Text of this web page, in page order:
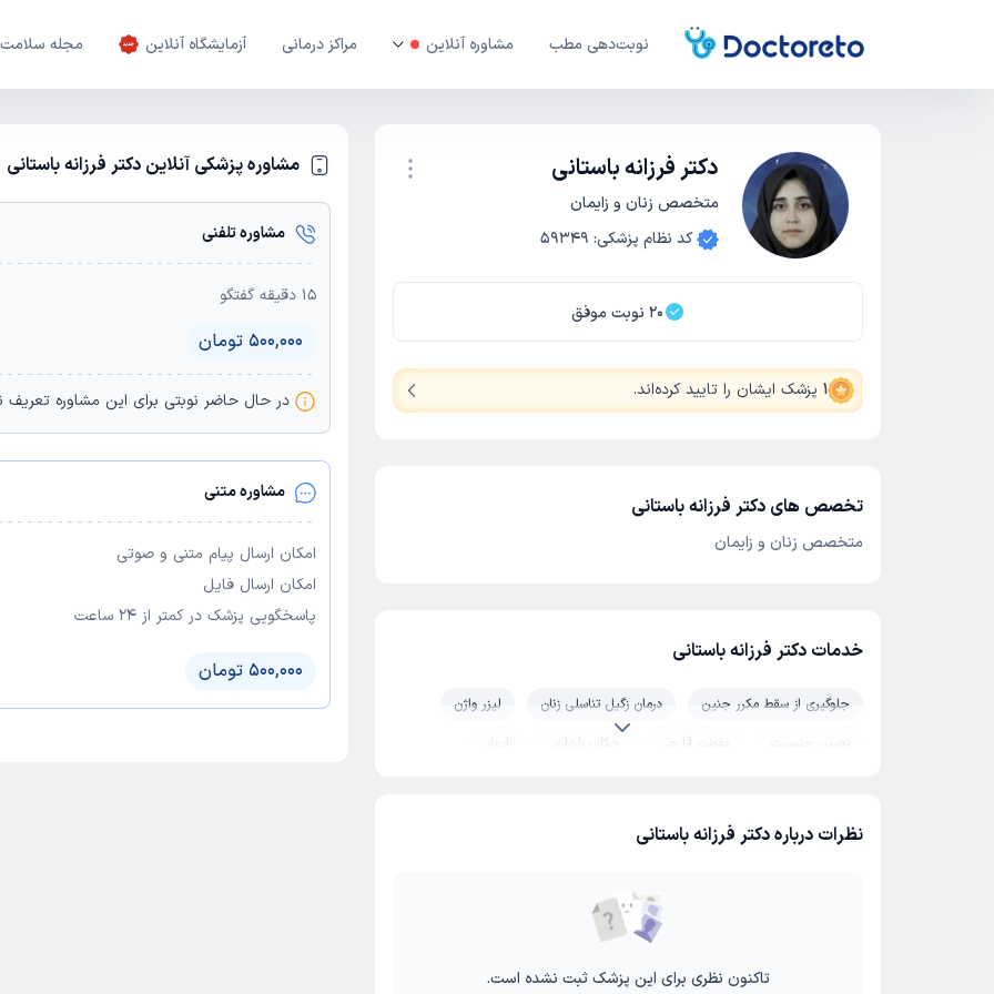
نوبت‌دهی مطب مشاوره آنلاین مراکز درمانی آزمایشگاه آنلاین مجله سلامت
دکتر فرزانه باستانی
متخصص زنان و زایمان
کد نظام پزشکی:
59349
20 نوبت موفق
1 پزشک ایشان را تایید کرده‌اند.
مشاوره پزشکی آنلاین دکتر فرزانه باستانی
مشاوره تلفنی
15 دقیقه گفتگو
500,000 تومان
در حال حاضر نوبتی برای این مشاورە
مشاوره متنی
امکان ارسال پیام متنی و صوتی
امکان ارسال فایل
پاسخگویی پزشک در کمتر از ۲۴ ساعت
500,000 تومان
تخصص های دکتر فرزانه باستانی
متخصص زنان و زایمان
خدمات دکتر فرزانه باستانی
جلوگیری از سقط مکرر جنین درمان زگیل تناسلی زنان
لیزر واژن
تعیین جنسیت
عفونت قارچی چکاپ بارداری
زایمان
نظرات درباره دکتر فرزانه باستانی
تاکنون نظری برای این پزشک ثبت نشده است.